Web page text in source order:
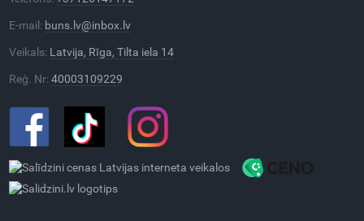
E-mail: buns.lv@inbox.lv
Veikals: Latvija, Rīga, Tilta iela 14
Reģ. Nr:40003109229